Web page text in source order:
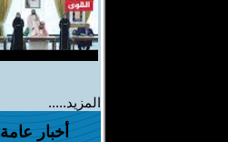
المزيد.....
أخبار عامة